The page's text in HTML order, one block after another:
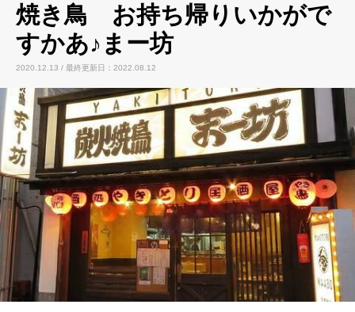
焼き鳥 お持ち帰りいかがで
すかあ♪まー坊
2020.12.13 / 最終更新日：2022.08.12